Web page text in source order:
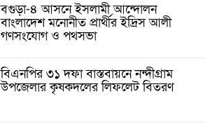
বগুড়া-৪ আসনে ইসলামী আন্দোলন
বাংলাদেশ মনোনীত প্রার্থীর ইদ্রিস আলী
গণসংযোগ ও পথসভা
বিএনপির ৩১ দফা বাস্তবায়নে নন্দীগ্রাম
উপজেলার কৃষকদলের লিফলেট বিতরণ